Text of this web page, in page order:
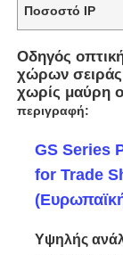
Ποσοστό IP
Οδηγός
χώρων σειράς
χωρίς μαύρη
περιγραφή:
GS Series
for Trade
Υψηλής